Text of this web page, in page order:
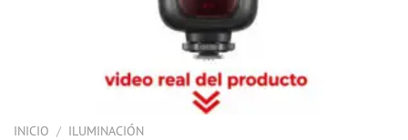
INICIO / ILUMINACIÓN